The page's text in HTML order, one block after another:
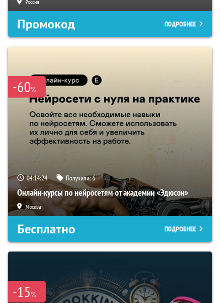
Россия
Промокод ПОДРОБНЕЕ
-60%
04:14:23 Получили:6
Онлайн-курсы по нейросетям от академии «Эдюсон»
Москва
Бесплатно ПОДРОБНЕЕ
-15%